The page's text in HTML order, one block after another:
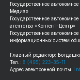
Государственное
Медиа»
Государственное
агентство «Контент-Центр»
Государственное
информационных систем
Главный редактор:
Тел.: 8 (495) 223-35-11
Адрес электронной почты: